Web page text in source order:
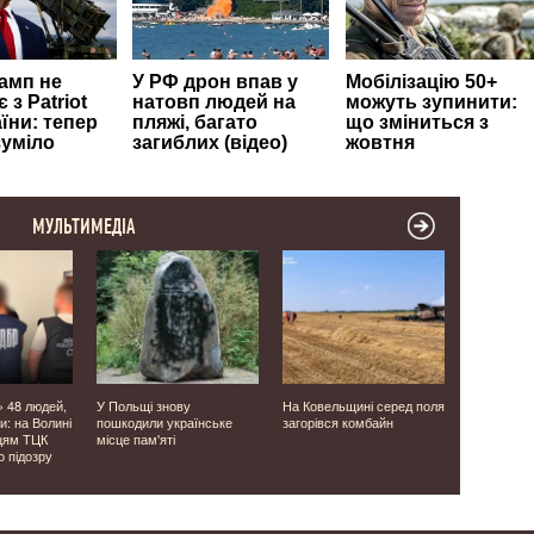
МУЛЬТИМЕДІА
48 людей,
на Волині
ТЦК
підозру
У Польщі знову
пошкодили українське
місце пам'яті
На Ковельщині серед поля
загорівся комбайн